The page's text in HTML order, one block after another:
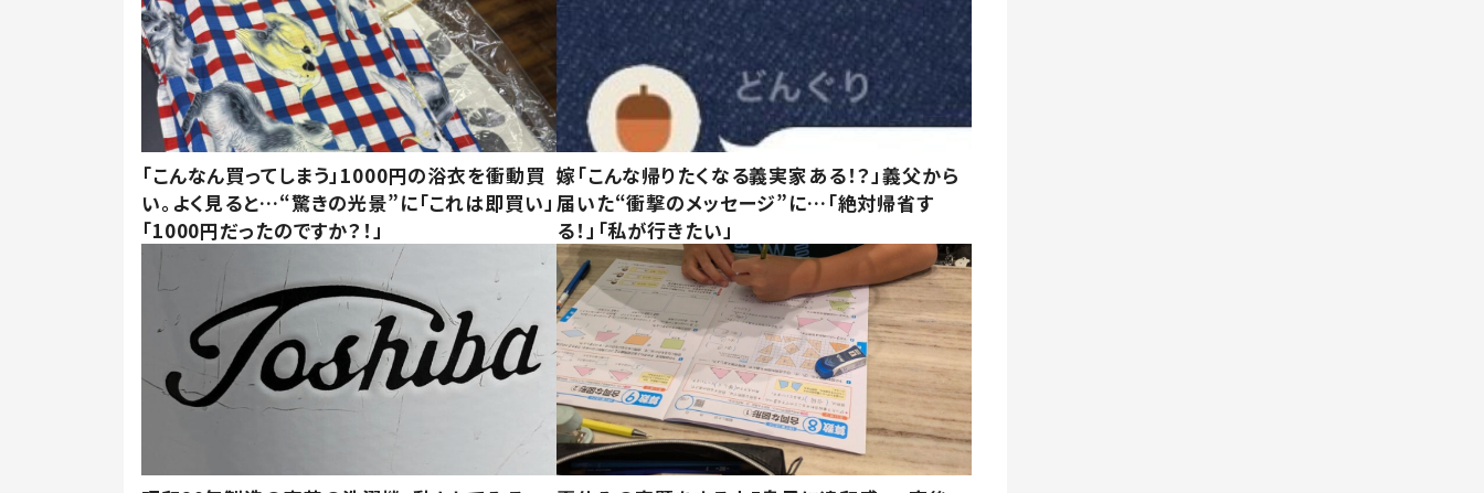
「こんなん買ってしまう」1000円の浴衣を衝動買
い。よく見ると…“驚きの光景”に「これは即買い」
「1000円だったのですか？！」
嫁「こんな帰りたくなる義実家ある！？」義父から
届いた“衝撃のメッセージ”に…「絶対帰省す
る！」「私が行きたい」